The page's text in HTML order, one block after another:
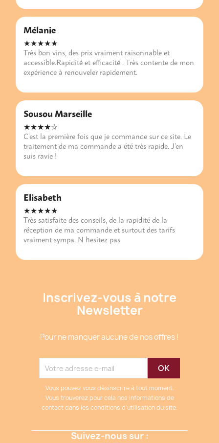
Mélanie
★★★★★
Très bon vins, des prix vraiment raisonnable et
accessible.Rapidité et efficacité . Très contente de mon
expérience à renouveler rapidement.
Sousou Marseille
★★★★☆
C’est la première fois que je commande sur ce site. Le
traitement de ma commande a été très rapide. J’en
suis ravie !
Elisabeth
★★★★★
Très satisfaite des conseils, de la rapidité de la
réception de ma commande et surtout des tarifs
vraiment sympa. N hesitez pas
Inscrivez-vous à notre
Newsletter
Pour ne manquer aucune de nos offres !
Vous pouvez vous désinscrire à tout moment.
Vous trouverez pour cela nos informations de
contact dans les conditions d'utilisation du site.
Suivez-nous sur :